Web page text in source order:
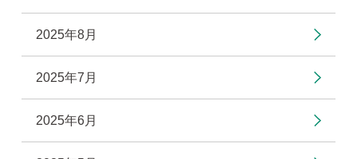
2025年8月
2025年7月
2025年6月